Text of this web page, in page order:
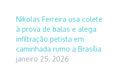
Nikolas Ferreira usa colete
à prova de balas e alega
infiltração petista em
caminhada rumo a Brasília
janeiro 25, 2026